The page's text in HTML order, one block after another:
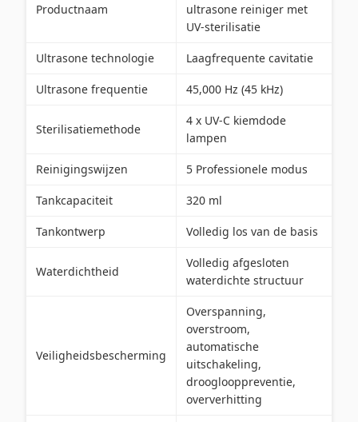
Productnaam
ultrasone reiniger met
UV-sterilisatie
Ultrasone technologie Laagfrequente cavitatie
Ultrasone frequentie 45,000 Hz (45 kHz)
Sterilisatiemethode
4 x UV-C kiemdode
lampen
Reinigingswijzen 5 Professionele modus
Tankcapaciteit 320 ml
Tankontwerp Volledig los van de basis
Waterdichtheid
Volledig afgesloten
waterdichte structuur
Veiligheidsbescherming
Overspanning,
overstroom,
automatische
uitschakeling,
drooglooppreventie,
oververhitting